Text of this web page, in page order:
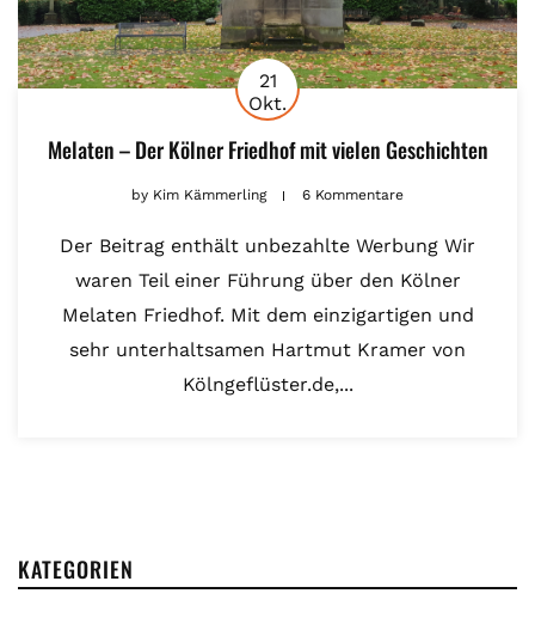
21
Okt.
Melaten – Der Kölner Friedhof mit vielen Geschichten
by Kim Kämmerling 6 Kommentare
Der Beitrag enthält unbezahlte Werbung Wir
waren Teil einer Führung über den Kölner
Melaten Friedhof. Mit dem einzigartigen und
sehr unterhaltsamen Hartmut Kramer von
Kölngeflüster.de,...
KATEGORIEN